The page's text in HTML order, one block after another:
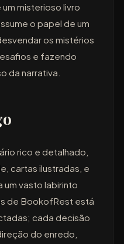
misterioso livro
o papel de um
os mistérios
e fazendo
da narrativa.
rico e detalhado,
cartas ilustradas, e
um vasto labirinto
de BookofRest está
cada decisão
do enredo,